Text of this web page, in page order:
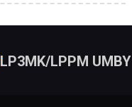
LP3MK/LPPM UMBY